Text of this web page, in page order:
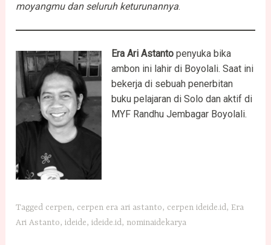
moyangmu dan seluruh keturunannya.
Era Ari Astanto penyuka bika
ambon ini lahir di Boyolali. Saat ini
bekerja di sebuah penerbitan
buku pelajaran di Solo dan aktif di
MYF Randhu Jembagar Boyolali.
Tagged cerpen, cerpen era ari astanto, cerpen ideide.id, Era
Ari Astanto,ideide,ideide.id, nominaidekarya